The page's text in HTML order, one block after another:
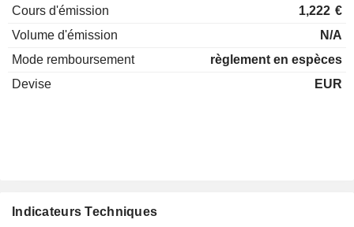
Cours d'émission
1,222 €
Volume d'émission
N/A
Mode remboursement
règlement en espèces
Devise
EUR
Indicateurs Techniques